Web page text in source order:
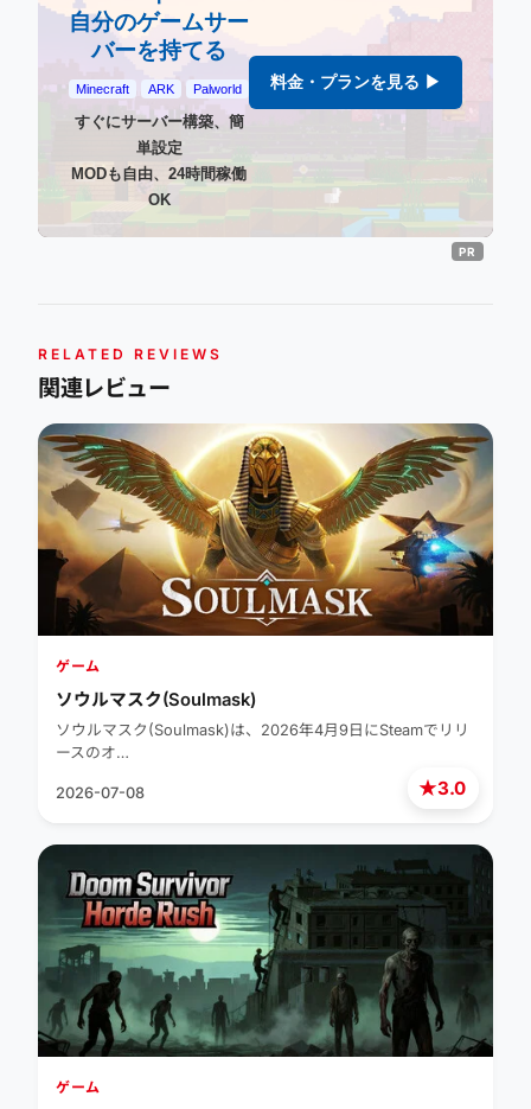
自分のゲームサー
バーを持てる
Minecraft ARK Palworld
すぐにサーバー構築、簡
単設定
MODも自由、24時間稼働
OK
料金・プランを見る ▶
RELATED REVIEWS
関連レビュー
★3.0
ゲーム
ソウルマスク(Soulmask)
ソウルマスク(Soulmask)は、2026年4月9日にSteamでリリ
ースのオ…
2026-07-08
ゲーム